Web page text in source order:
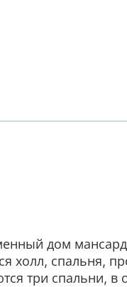
дом
холл, спальня,
три спальни, в